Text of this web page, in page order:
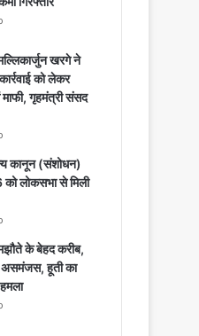
खरगे ने
को लेकर
माफी, गृहमंत्री संसद
कानून (संशोधन)
लोकसभा से मिली
के बेहद करीब,
असमंजस, हूती का